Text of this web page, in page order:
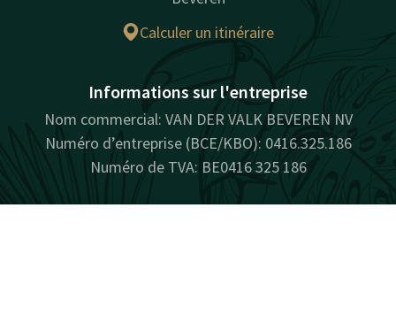
Calculer un itinéraire
Informations sur l'entreprise
Nom commercial: VAN DER VALK BEVEREN NV
Numéro d’entreprise (BCE/KBO): 0416.325.186
Numéro de TVA: BE0416 325 186